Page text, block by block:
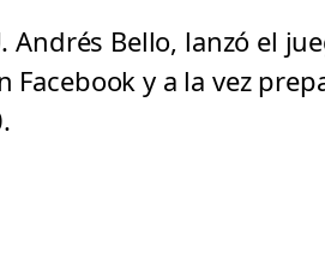
Bello, lanzó el
y a la vez